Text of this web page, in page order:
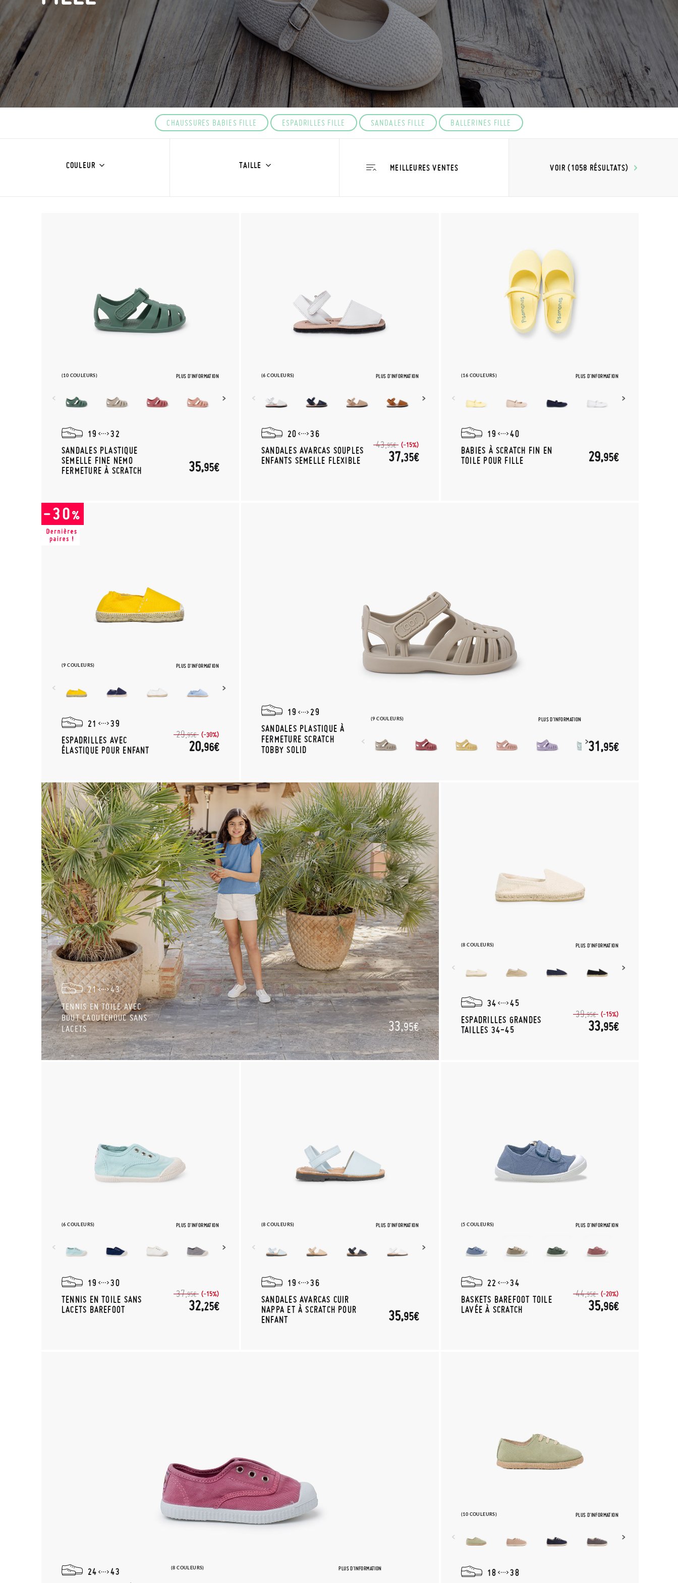
CHAUSSURES BABIES FILLE ESPADRILLES FILLE SANDALES FILLE BALLERINES FILLE
COULEUR TAILLE VOIR (1058 RÉSULTATS)
(10 COULEURS) PLUS D'INFORMATION
19
32
SANDALES PLASTIQUE
SEMELLE FINE NEMO
FERMETURE À SCRATCH
35,95€
(6 COULEURS) PLUS D'INFORMATION
20
36
SANDALES AVARCAS SOUPLES
ENFANTS SEMELLE FLEXIBLE
43,95€ (-15%)
37,35€
(16 COULEURS) PLUS D'INFORMATION
19
40
BABIES À SCRATCH FIN EN
TOILE POUR FILLE
29,95€
(9 COULEURS) PLUS D'INFORMATION
21
39
ESPADRILLES AVEC
ÉLASTIQUE POUR ENFANT
29,95€ (-30%)
20,96€
(9 COULEURS) PLUS D'INFORMATION
19
29
SANDALES PLASTIQUE À
FERMETURE SCRATCH
TOBBY SOLID
31,95€
21
43
TENNIS EN TOILE AVEC
BOUT CAOUTCHOUC SANS
LACETS
33,95€
(8 COULEURS) PLUS D'INFORMATION
34
45
ESPADRILLES GRANDES
TAILLES 34-45
39,95€ (-15%)
33,95€
(6 COULEURS) PLUS D'INFORMATION
19
30
TENNIS EN TOILE SANS
LACETS BAREFOOT
37,95€ (-15%)
32,25€
(8 COULEURS) PLUS D'INFORMATION
19
36
SANDALES AVARCAS CUIR
NAPPA ET À SCRATCH POUR
ENFANT
35,95€
(5 COULEURS) PLUS D'INFORMATION
22
34
BASKETS BAREFOOT TOILE
LAVÉE À SCRATCH
44,95€ (-20%)
35,96€
(8 COULEURS) PLUS D'INFORMATION
24
43
(10 COULEURS) PLUS D'INFORMATION
18 38